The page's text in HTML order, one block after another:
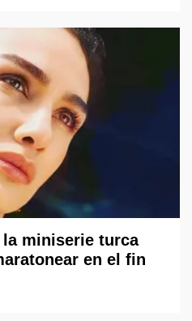
miniserie turca
en el fin